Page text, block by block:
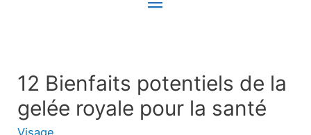
12 Bienfaits potentiels de la
gelée royale pour la santé
Visage